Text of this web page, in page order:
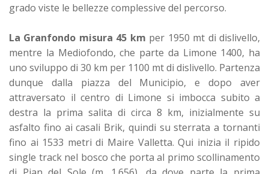
grado viste le bellezze complessive del percorso.
La Granfondo misura 45 km per 1950 mt di dislivello,
mentre la Mediofondo, che parte da Limone 1400, ha
uno sviluppo di 30 km per 1100 mt di dislivello. Partenza
dunque dalla piazza del Municipio, e dopo aver
attraversato il centro di Limone si imbocca subito a
destra la prima salita di circa 8 km, inizialmente su
asfalto fino ai casali Brik, quindi su sterrata a tornanti
fino ai 1533 metri di Maire Valletta. Qui inizia il ripido
single track nel bosco che porta al primo scollinamento